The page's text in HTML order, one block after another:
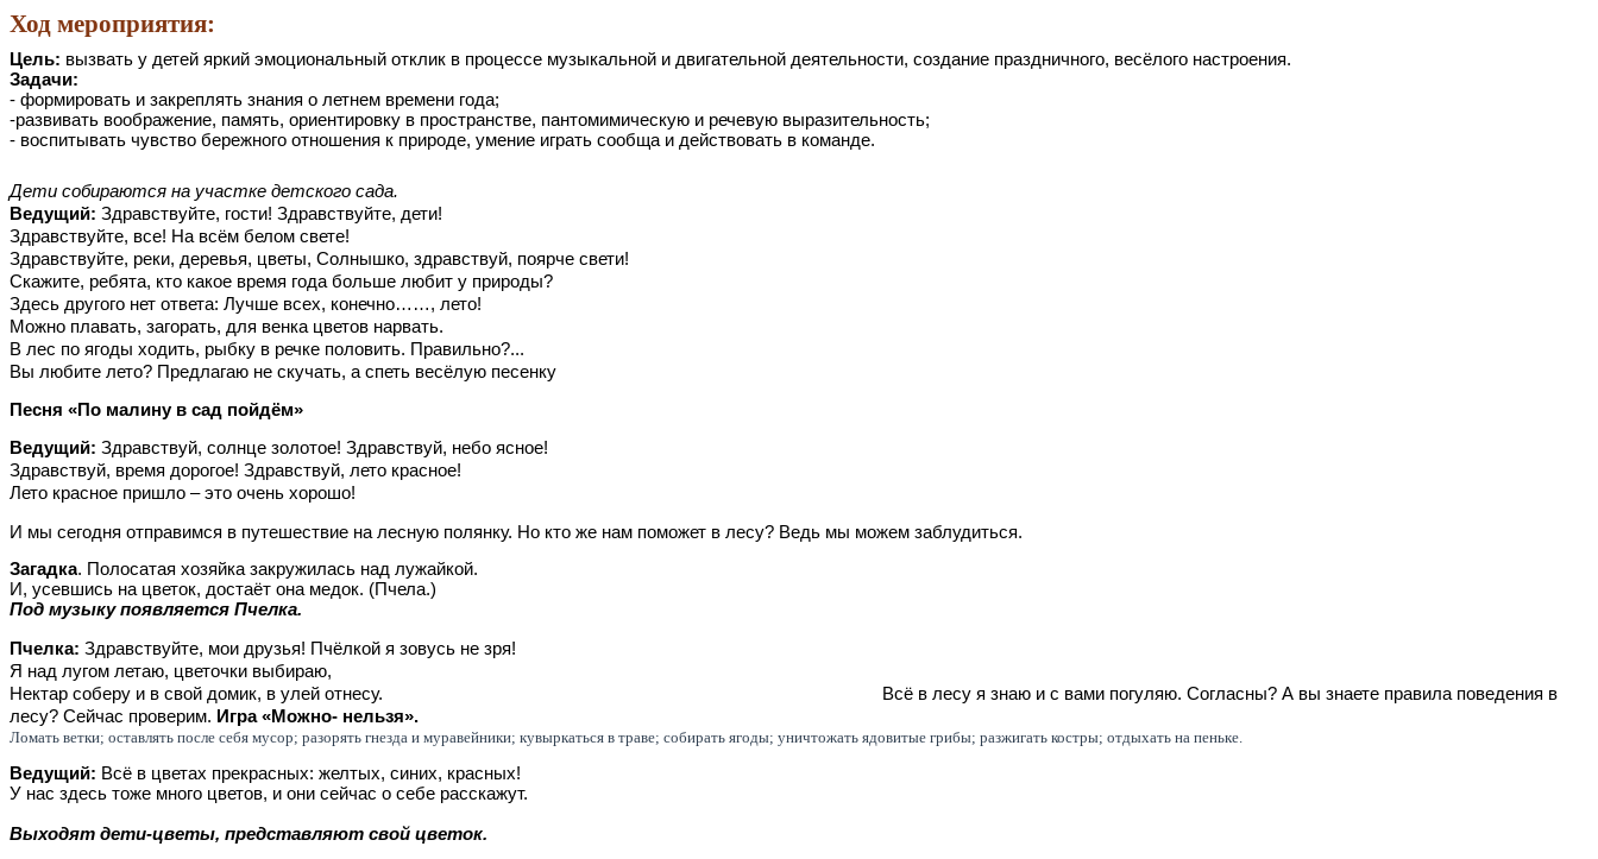
Ход мероприятия:
Цель: вызвать у детей яркий эмоциональный отклик в процессе музыкальной и двигательной деятельности, создание праздничного, весёлого настроения.
Задачи:
- формировать и закреплять знания о летнем времени года;
-развивать воображение, память, ориентировку в пространстве, пантомимическую и речевую выразительность;
- воспитывать чувство бережного отношения к природе, умение играть сообща и действовать в команде.
Дети собираются на участке детского сада.
Ведущий: Здравствуйте, гости! Здравствуйте, дети!
Здравствуйте, все! На всём белом свете!
Здравствуйте, реки, деревья, цветы, Солнышко, здравствуй, поярче свети!
Скажите, ребята, кто какое время года больше любит у природы?
Здесь другого нет ответа: Лучше всех, конечно……, лето!
Можно плавать, загорать, для венка цветов нарвать.
В лес по ягоды ходить, рыбку в речке половить. Правильно?...
Вы любите лето? Предлагаю не скучать, а спеть весёлую песенку
Песня «По малину в сад пойдём»
Ведущий: Здравствуй, солнце золотое! Здравствуй, небо ясное!
Здравствуй, время дорогое! Здравствуй, лето красное!
Лето красное пришло – это очень хорошо!
И мы сегодня отправимся в путешествие на лесную полянку. Но кто же нам поможет в лесу? Ведь мы можем заблудиться.
Загадка. Полосатая хозяйка закружилась над лужайкой.
И, усевшись на цветок, достаёт она медок. (Пчела.)
Под музыку появляется Пчелка.
Пчелка: Здравствуйте, мои друзья! Пчёлкой я зовусь не зря!
Я над лугом летаю, цветочки выбираю,
Нектар соберу и в свой домик, в улей отнесу. Всё в лесу я знаю и с вами погуляю. Согласны? А вы знаете правила поведения в
лесу? Сейчас проверим. Игра «Можно- нельзя».
Ломать ветки; оставлять после себя мусор; разорять гнезда и муравейники; кувыркаться в траве; собирать ягоды; уничтожать ядовитые грибы; разжигать костры; отдыхать на пеньке.
Ведущий: Всё в цветах прекрасных: желтых, синих, красных!
У нас здесь тоже много цветов, и они сейчас о себе расскажут.
Выходят дети-цветы, представляют свой цветок.